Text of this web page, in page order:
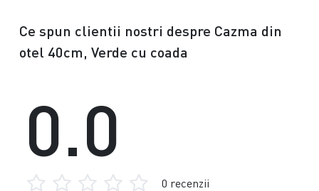
Ce spun clientii nostri despre Cazma din
otel 40cm, Verde cu coada
0.0
0 recenzii